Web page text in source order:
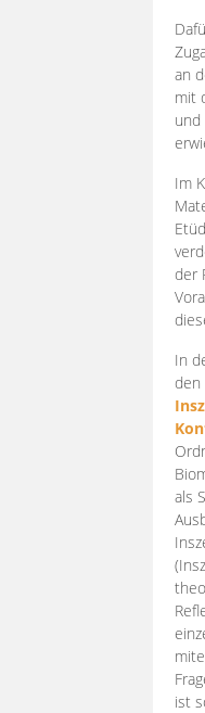
an
mit
und
Im
der
In
den
als
ist